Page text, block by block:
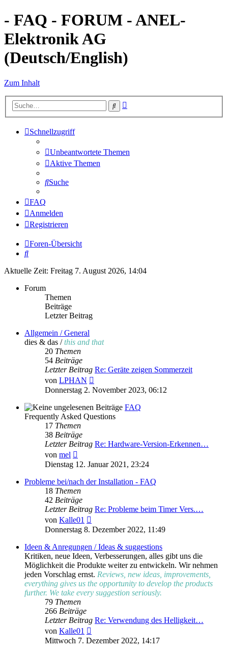
- FAQ - FORUM - ANEL-
Elektronik AG
(Deutsch/English)
Zum Inhalt
Suche
Schnellzugriff
Unbeantwortete Themen
Aktive Themen
Suche
FAQ
Anmelden
Registrieren
Foren-Übersicht
Suche
Aktuelle Zeit: Freitag 7. August 2026, 14:04
Forum
Themen
Beiträge
Letzter Beitrag
Allgemein / General
dies & das /this and that
20 Themen
54 Beiträge
Letzter Beitrag Re: Geräte zeigen Sommerzeit
von LPHAN
Beitrag
Donnerstag 2. November 2023, 06:12
FAQ
Frequently Asked Questions
17 Themen
38 Beiträge
Letzter Beitrag Re: Hardware-Version-Erkennen…
von mel
Beitrag
Dienstag 12. Januar 2021, 23:24
Probleme bei/nach der Installation - FAQ
18 Themen
42 Beiträge
Letzter Beitrag Re: Probleme beim Timer Vers.…
von Kalle01
Beitrag
Donnerstag 8. Dezember 2022, 11:49
Ideen & Anregungen / Ideas & suggestions
Kritiken, neue Ideen, Verbesserungen, alles gibt uns die
Möglichkeit die Produkte weiter zu entwickeln. Wir nehmen
jeden Vorschlag ernst. Reviews, new ideas, improvements,
everything gives us the opportunity to develop the products
further. We take every suggestion seriously.
79 Themen
266 Beiträge
Letzter Beitrag Re: Verwendung des Helligkeit…
von Kalle01
Beitrag
Mittwoch 7. Dezember 2022, 14:17